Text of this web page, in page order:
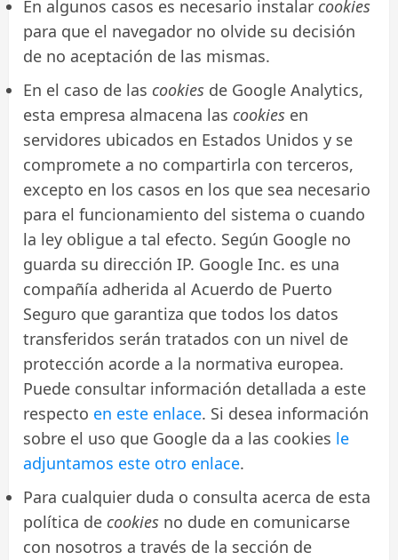
En algunos casos es necesario instalar cookies
para que el navegador no olvide su decisión
de no aceptación de las mismas.
En el caso de las cookies de Google Analytics,
esta empresa almacena las cookies en
servidores ubicados en Estados Unidos y se
compromete a no compartirla con terceros,
excepto en los casos en los que sea necesario
para el funcionamiento del sistema o cuando
la ley obligue a tal efecto. Según Google no
guarda su dirección IP. Google Inc. es una
compañía adherida al Acuerdo de Puerto
Seguro que garantiza que todos los datos
transferidos serán tratados con un nivel de
protección acorde a la normativa europea.
Puede consultar información detallada a este
respecto en este enlace. Si desea información
sobre el uso que Google da a las cookies le
adjuntamos este otro enlace.
Para cualquier duda o consulta acerca de esta
política de cookies no dude en comunicarse
con nosotros a través de la sección de